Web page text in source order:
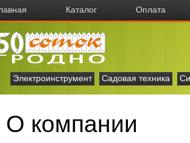
Каталог Оплата
Электроинструмент Садовая техника
О компании